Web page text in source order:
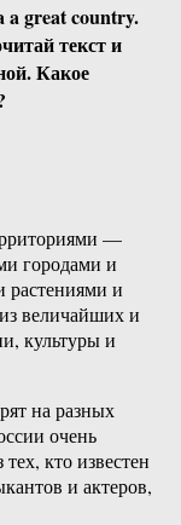
a great country.
текст и
Какое
—
городами и
растениями и
величайших и
культуры и
на разных
очень
кто известен
и актеров,